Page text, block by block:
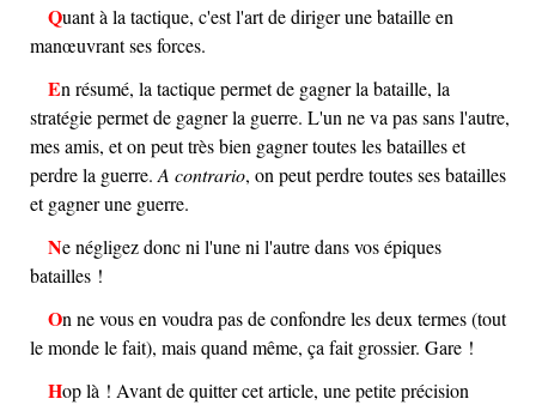
Quant à la tactique, c'est l'art de diriger une bataille en
manœuvrant ses forces.
En résumé, la tactique permet de gagner la bataille, la
stratégie permet de gagner la guerre. L'un ne va pas sans l'autre,
mes amis, et on peut très bien gagner toutes les batailles et
perdre la guerre. A contrario, on peut perdre toutes ses batailles
et gagner une guerre.
Ne négligez donc ni l'une ni l'autre dans vos épiques
batailles !
On ne vous en voudra pas de confondre les deux termes (tout
le monde le fait), mais quand même, ça fait grossier. Gare !
Hop là ! Avant de quitter cet article, une petite précision